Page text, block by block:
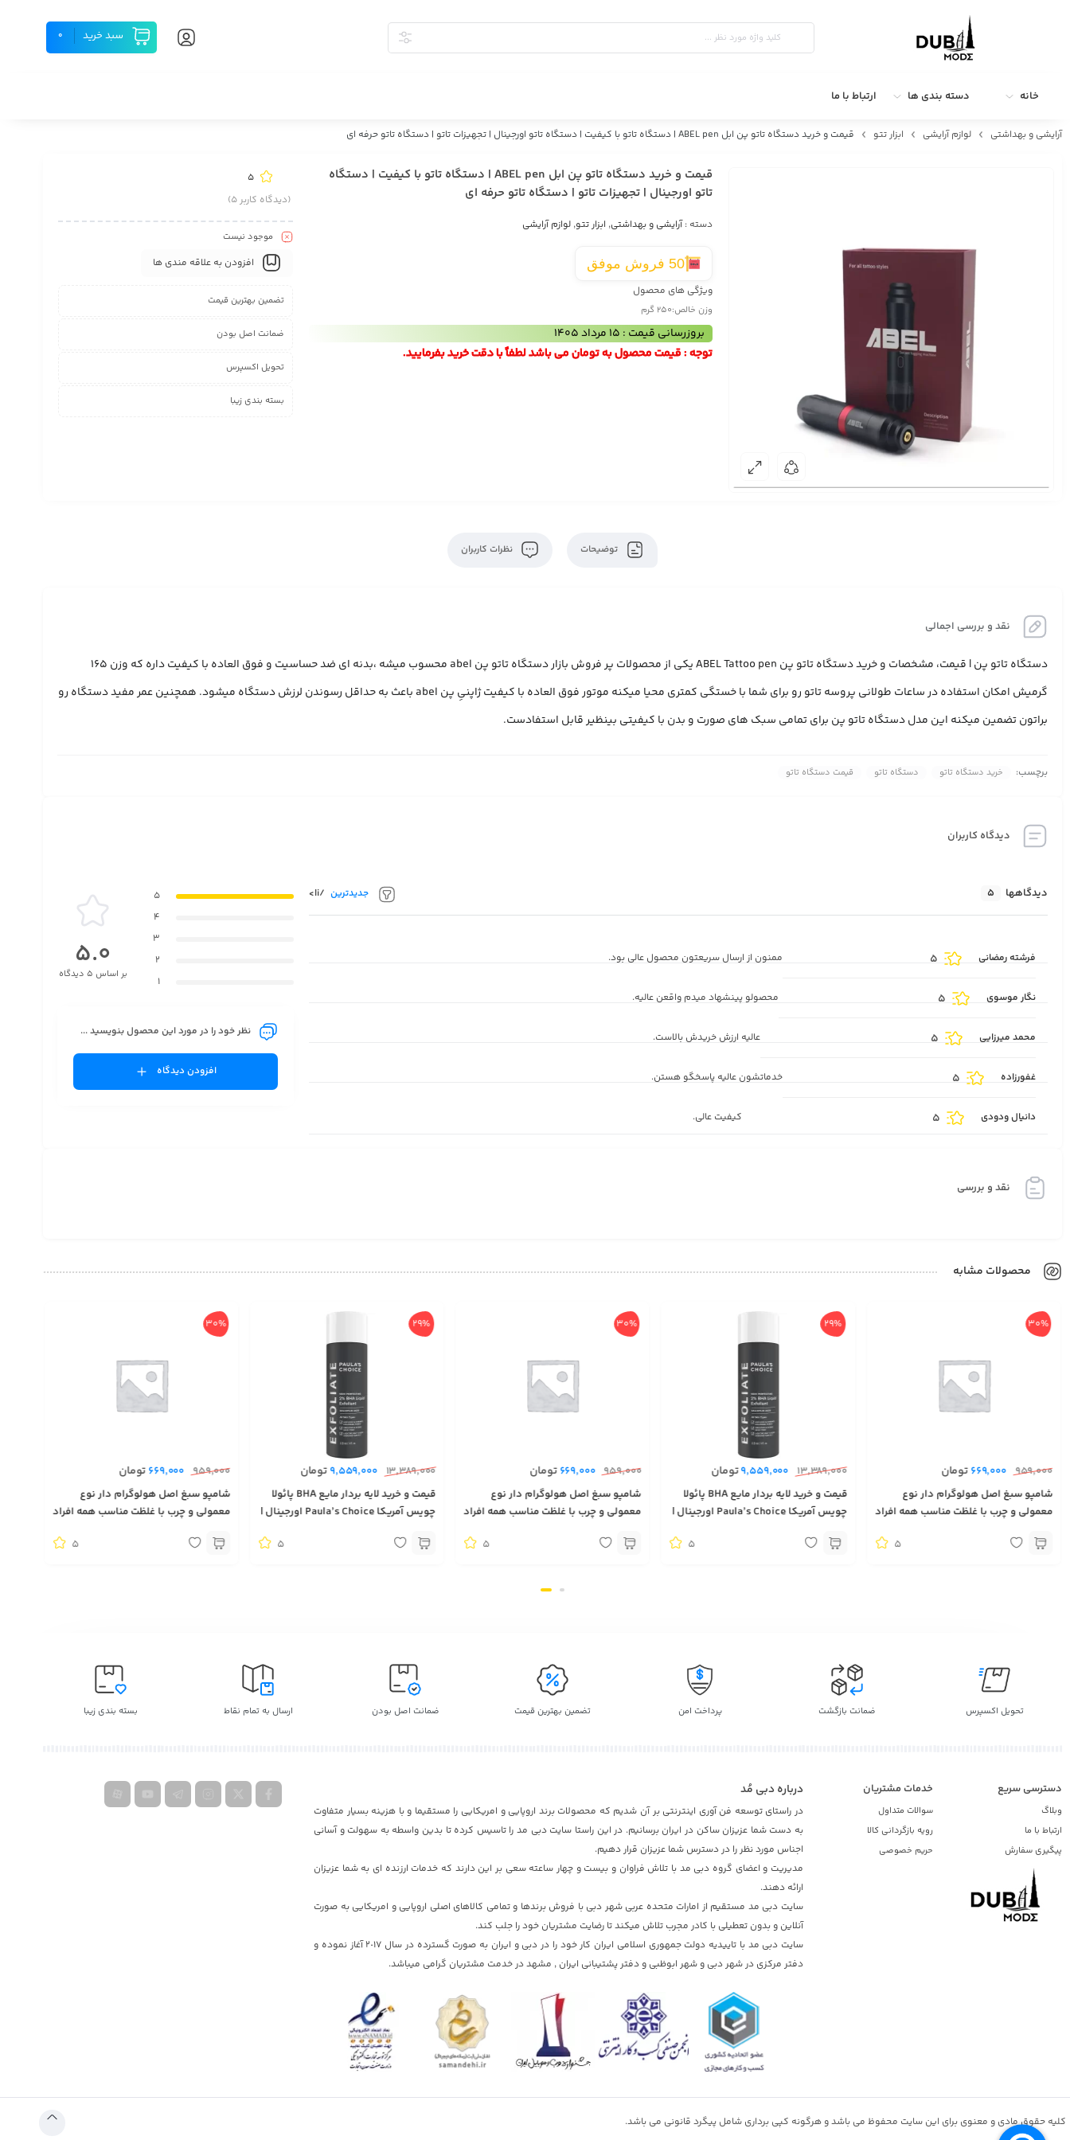
سبد خرید 0
خانه دسته بندی ها ارتباط با ما
آرایشی و بهداشتی لوازم آرایشی ابزار تتو قیمت و خرید دستگاه تاتو پن ابل ABEL pen | دستگاه تاتو با کیفیت | دستگاه تاتو اورجینال | تجهیزات تاتو | دستگاه تاتو حرفه ای
قیمت و خرید دستگاه تاتو پن ابل ABEL pen | دستگاه تاتو با کیفیت | دستگاه
تاتو اورجینال | تجهیزات تاتو | دستگاه تاتو حرفه ای
دسته :آرایشی و بهداشتی, ابزار تتو,لوازم آرایشی
50 فروش موفق
ویژگی های محصول
وزن خالص:250 گرم
بروزرسانی قیمت : 15 مرداد 1405
توجه : قیمت محصول به تومان می باشد لطفاً با دقت خرید بفرمایید.
5
(دیدگاه کاربر5
)
موجود نیست
افزودن به علاقه مندی ها
تضمین بهترین قیمت
ضمانت اصل بودن
تحویل اکسپرس
بسته بندی زیبا
توضیحات نظرات کاربران
نقد و بررسی اجمالی
دستگاه تاتو پن | قیمت، مشخصات و خرید دستگاه تاتو پن ABEL Tattoo pen یکی از محصولات پر فروش بازار دستگاه تاتو پن abel محسوب میشه ،بدنه ای ضد حساسیت و فوق العاده با کیفیت داره که وزن 165
گرمیش امکان استفاده در ساعات طولانی پروسه تاتو رو برای شما با خستگی کمتری محیا میکنه موتور فوق العاده با کیفیت ژاپنیِ پن abel باعث به حداقل رسوندن لرزش دستگاه میشود. همچنین عمر مفید دستگاه رو
براتون تضمین میکنه این مدل دستگاه تاتو پن برای تمامی سبک های صورت و بدن با کیفیتی بینظیر قابل استفادست.
برچسب: خرید دستگاه تاتو دستگاه تاتو قیمت دستگاه تاتو
دیدگاه کاربران
دیدگاهها 5 جدیدترین /li>
فرشته رمضانی 5 ممنون از ارسال سریعتون محصول عالی بود.
نگار موسوی 5 محصولو پینشهاد میدم واقعن عالیه.
محمد میرزایی 5 عالیه ارزش خریدش بالاست.
غفورزاده 5 خدماتشون عالیه پاسخگو هستن.
دانیال ودودی 5 کیفیت عالی.
5
4
3
2
1
5.0
بر اساس 5 دیدگاه
نظر خود را در مورد این محصول بنویسید ...
افزودن دیدگاه
نقد و بررسی
محصولات مشابه
30%
959,000
669,000 تومان
شامپو سبغ اصل هولوگرام دار نوع
معمولی و چرب با غلظت مناسب همه افراد
5
29%
13,389,000
9,559,000تومان
قیمت و خرید لایه بردار مایع BHA پائولا
چویس آمریکا Paula’s Choice اورجینال |
5
30%
959,000
669,000 تومان
شامپو سبغ اصل هولوگرام دار نوع
معمولی و چرب با غلظت مناسب همه افراد
5
29%
13,389,000
9,559,000تومان
قیمت و خرید لایه بردار مایع BHA پائولا
چویس آمریکا Paula’s Choice اورجینال |
5
30%
959,000
669,000 تومان
شامپو سبغ اصل هولوگرام دار نوع
معمولی و چرب با غلظت مناسب همه افراد
5
تحویل اکسپرس ضمانت بازگشت پرداخت امن تضمین بهترین قیمت ضمانت اصل بودن ارسال به تمام نقاط بسته بندی زیبا
دسترسی سریع
وبلاگ
ارتباط با ما
پیگیری سفارش
خدمات مشتریان
سوالات متداول
رویه بازگردانی کالا
حریم خصوصی
درباره دبی مُد
در راستای توسعه فن آوری اینترنتی بر آن شدیم که محصولات برند اروپایی و امریکایی را مستقیما و با هزینه بسیار متفاوت
به دست شما عزیزان ساکن در ایران برسانیم. در این راستا سایت دبی مد را تاسیس کرده تا بدین واسطه به سهولت و آسانی
اجناس مورد نظر را در دسترس شما عزیزان قرار دهیم.
مدیریت و اعضای گروه دبی مد با تلاش فراوان و بیست و چهار ساعته سعی بر این دارند که خدمات ارزنده ای به شما عزیزان
ارائه دهند.
سایت دبی مد مستقیم از امارات متحده عربی شهر دبی با فروش برندها و تمامی کالاهای اصلی اروپایی و امریکایی به صورت
آنلاین و بدون تعطیلی با کادر مجرب تلاش میکند تا رضایت مشتریان خود را جلب کند.
سایت دبی مد با تاییدیه دولت جمهوری اسلامی ایران کار خود را در دبی و ایران به صورت گسترده در سال ٢٠١۷ آغاز نموده و
دفتر مرکزی در شهر دبی و شهر ابوظبی و دفتر پشتیبانی ایران , مشهد در خدمت مشتریان گرامی میباشد.
کلیه حقوق مادی و معنوی برای این سایت محفوظ می باشد و هرگونه کپی برداری شامل پیگرد قانونی می باشد.